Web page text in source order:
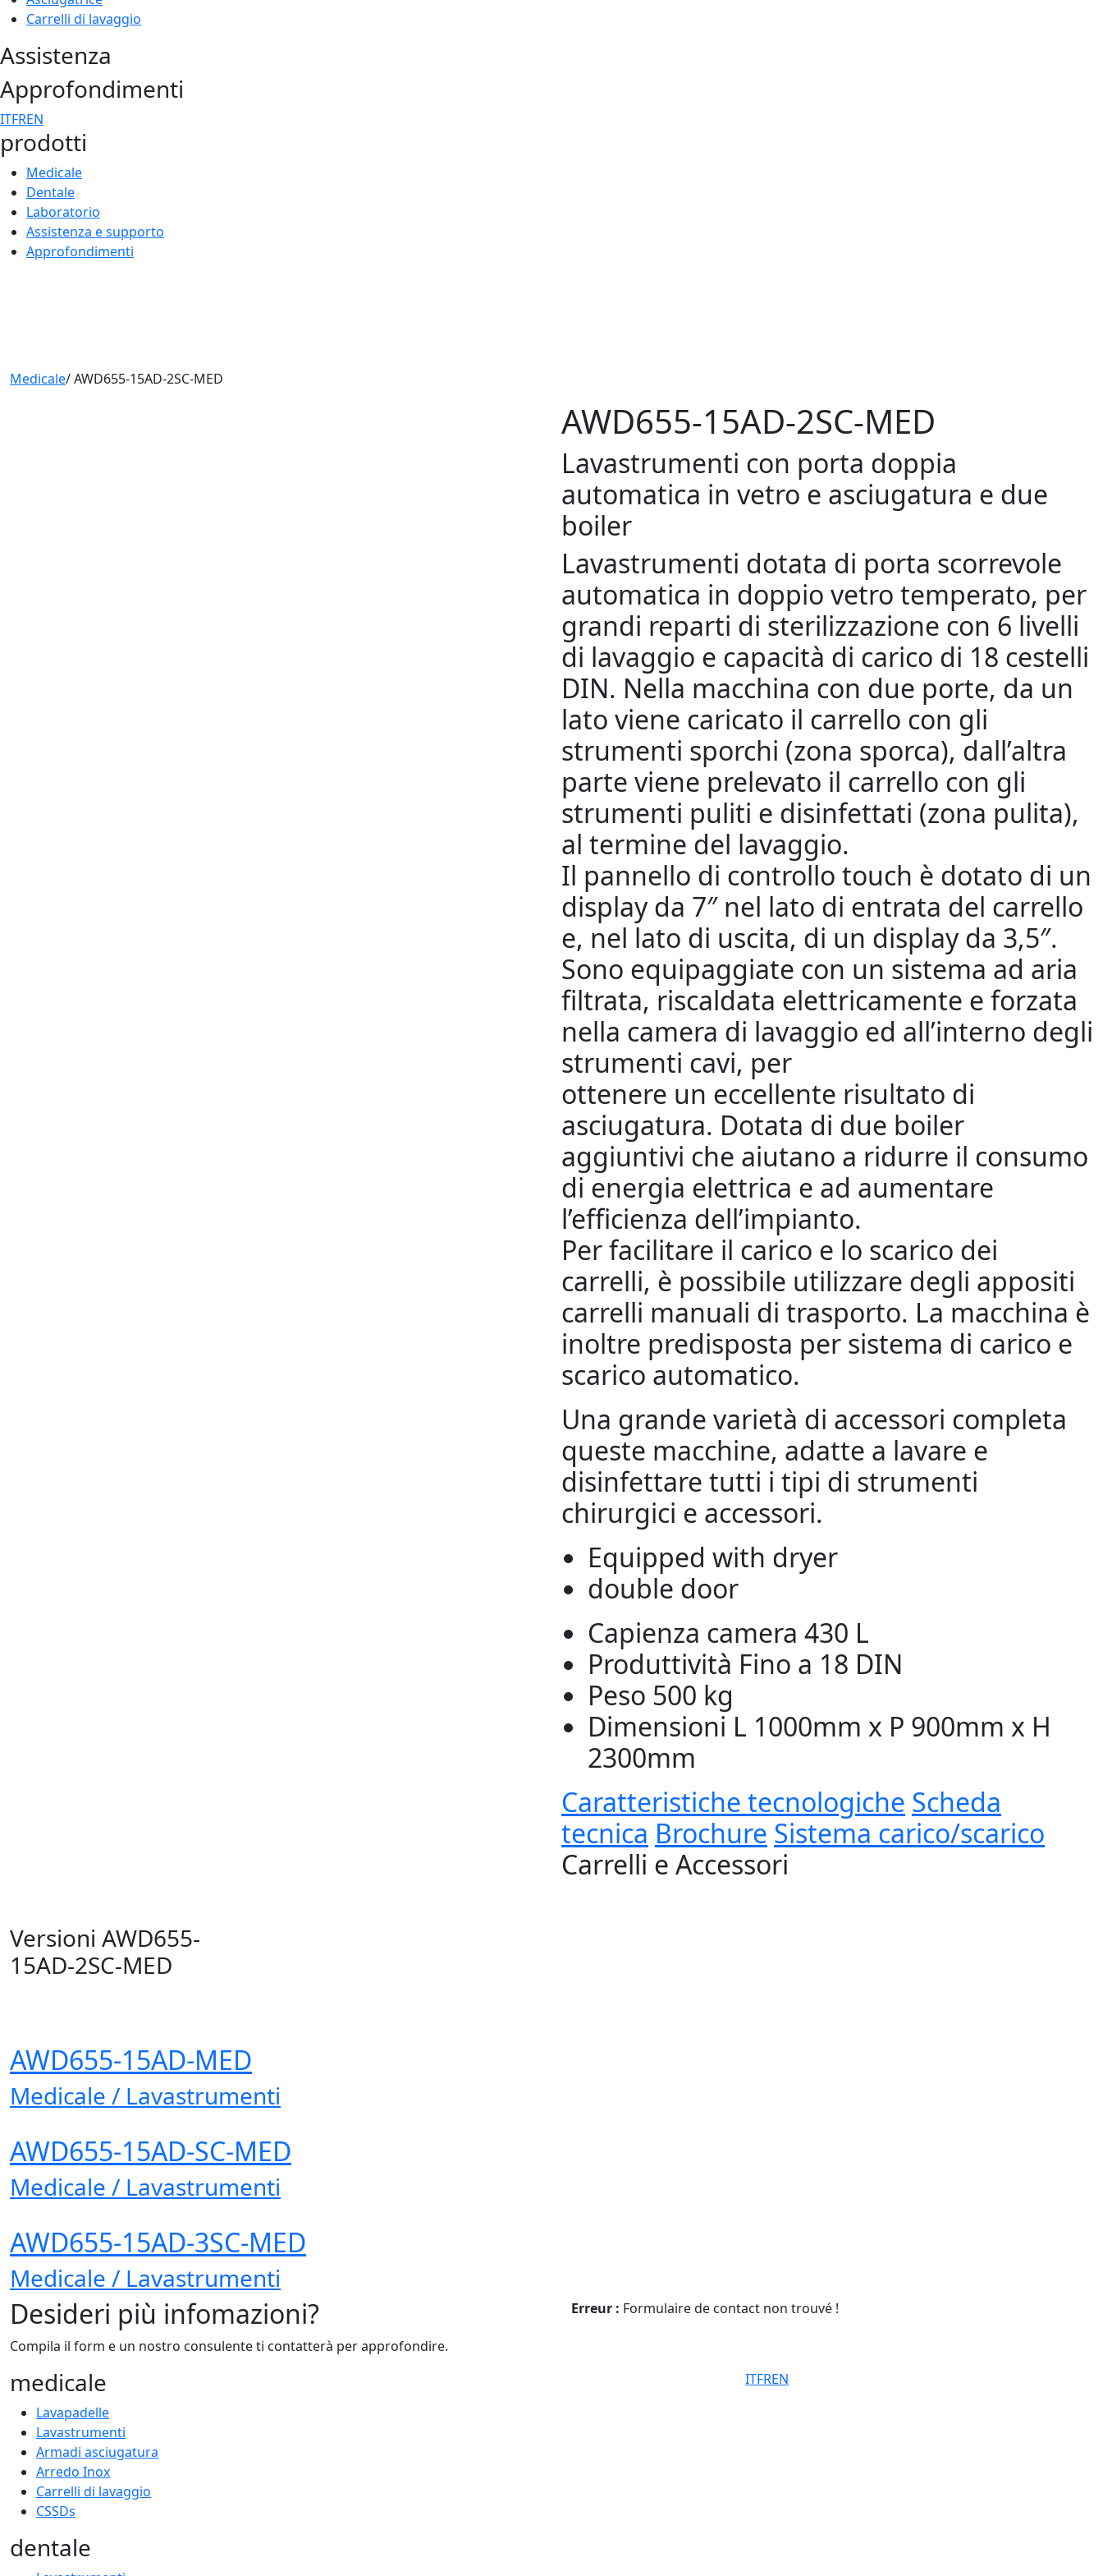
Carrelli di lavaggio
Assistenza
Approfondimenti
ITFREN
prodotti
Medicale
Dentale
Laboratorio
Assistenza e supporto
Approfondimenti
Medicale/ AWD655-15AD-2SC-MED
AWD655-15AD-2SC-MED
Lavastrumenti con porta doppia
automatica in vetro e asciugatura e due
boiler
Lavastrumenti dotata di porta scorrevole
automatica in doppio vetro temperato, per
grandi reparti di sterilizzazione con 6 livelli
di lavaggio e capacità di carico di 18 cestelli
DIN. Nella macchina con due porte, da un
lato viene caricato il carrello con gli
strumenti sporchi (zona sporca), dall’altra
parte viene prelevato il carrello con gli
strumenti puliti e disinfettati (zona pulita),
al termine del lavaggio.
Il pannello di controllo touch è dotato di un
display da 7″ nel lato di entrata del carrello
e, nel lato di uscita, di un display da 3,5″.
Sono equipaggiate con un sistema ad aria
filtrata, riscaldata elettricamente e forzata
nella camera di lavaggio ed all’interno degli
strumenti cavi, per
ottenere un eccellente risultato di
asciugatura. Dotata di due boiler
aggiuntivi che aiutano a ridurre il consumo
di energia elettrica e ad aumentare
l’efficienza dell’impianto.
Per facilitare il carico e lo scarico dei
carrelli, è possibile utilizzare degli appositi
carrelli manuali di trasporto. La macchina è
inoltre predisposta per sistema di carico e
scarico automatico.
Una grande varietà di accessori completa
queste macchine, adatte a lavare e
disinfettare tutti i tipi di strumenti
chirurgici e accessori.
Equipped with dryer
double door
Capienza camera 430 L
Produttività Fino a 18 DIN
Peso 500 kg
Dimensioni L 1000mm x P 900mm x H
2300mm
Caratteristiche tecnologiche Scheda
tecnica Brochure Sistema carico/scarico
Carrelli e Accessori
Versioni AWD655-
15AD-2SC-MED
AWD655-15AD-MED
Medicale / Lavastrumenti
AWD655-15AD-SC-MED
Medicale / Lavastrumenti
AWD655-15AD-3SC-MED
Medicale / Lavastrumenti
Desideri più infomazioni?
Compila il form e un nostro consulente ti contatterà per approfondire.
Erreur : Formulaire de contact non trouvé !
medicale
Lavapadelle
Lavastrumenti
Armadi asciugatura
Arredo Inox
Carrelli di lavaggio
CSSDs
dentale
ITFREN